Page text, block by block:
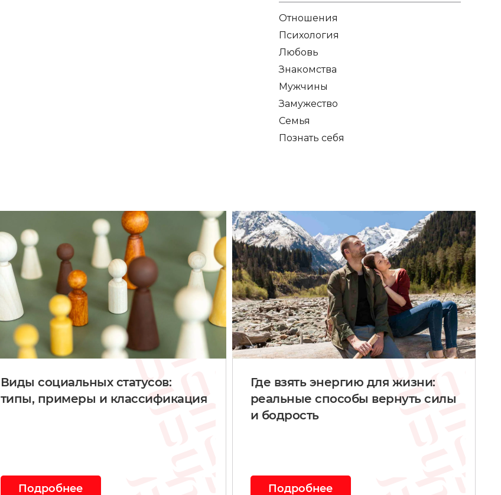
Отношения
Психология
Любовь
Знакомства
Мужчины
Замужество
Семья
Познать себя
Виды социальных статусов:
типы, примеры и классификация
Подробнее
Где взять энергию для жизни:
реальные способы вернуть силы
и бодрость
Подробнее